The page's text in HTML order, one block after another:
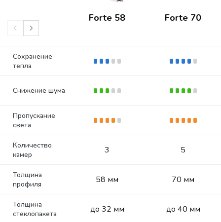
Forte 58 Forte 70
Сохранение
тепла
Снижение шума
Пропускание
света
Количество
камер
Толщина
профиля
Толщина
стеклопакета
3
58 мм
до 32 мм
5
70 мм
до 40 мм